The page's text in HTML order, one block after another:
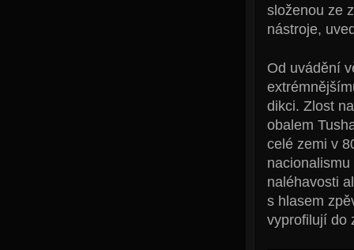
složenou ze
nástroje,
Od uvádění
dikci. Zlost
obalem
celé zemi v
naléhavosti
s hlasem
vyprofilují do